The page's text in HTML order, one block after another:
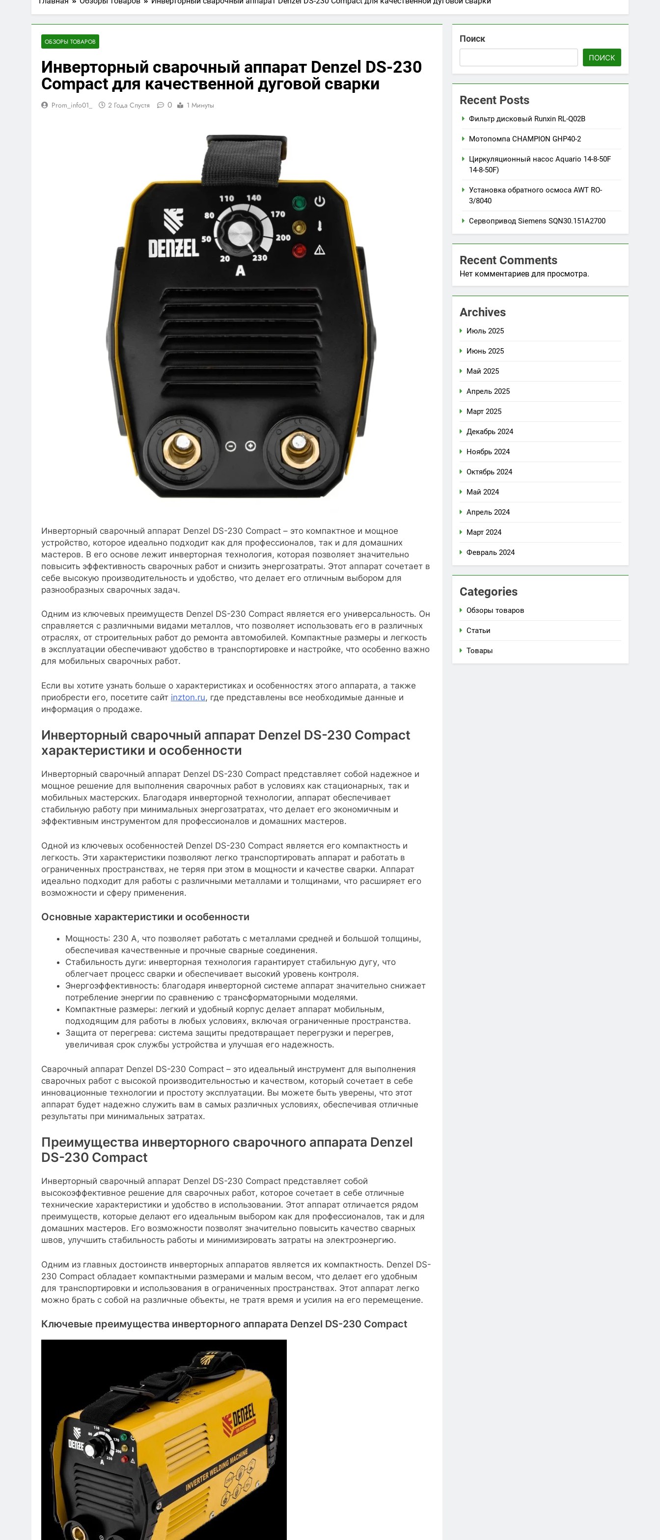
ОБЗОРЫ ТОВАРОВ
Инверторный сварочный аппарат Denzel DS-230
Compact для качественной дуговой сварки
Prom_info01_ 2 Года Спустя 0 1 Минуты
Инверторный сварочный аппарат Denzel DS-230 Compact – это компактное и мощное
устройство, которое идеально подходит как для профессионалов, так и для домашних
мастеров. В его основе лежит инверторная технология, которая позволяет значительно
повысить эффективность сварочных работ и снизить энергозатраты. Этот аппарат сочетает в
себе высокую производительность и удобство, что делает его отличным выбором для
разнообразных сварочных задач.
Одним из ключевых преимуществ Denzel DS-230 Compact является его универсальность. Он
справляется с различными видами металлов, что позволяет использовать его в различных
отраслях, от строительных работ до ремонта автомобилей. Компактные размеры и легкость
в эксплуатации обеспечивают удобство в транспортировке и настройке, что особенно важно
для мобильных сварочных работ.
Если вы хотите узнать больше о характеристиках и особенностях этого аппарата, а также
приобрести его, посетите сайт inzton.ru, где представлены все необходимые данные и
информация о продаже.
Инверторный сварочный аппарат Denzel DS-230 Compact
характеристики и особенности
Инверторный сварочный аппарат Denzel DS-230 Compact представляет собой надежное и
мощное решение для выполнения сварочных работ в условиях как стационарных, так и
мобильных мастерских. Благодаря инверторной технологии, аппарат обеспечивает
стабильную работу при минимальных энергозатратах, что делает его экономичным и
эффективным инструментом для профессионалов и домашних мастеров.
Одной из ключевых особенностей Denzel DS-230 Compact является его компактность и
легкость. Эти характеристики позволяют легко транспортировать аппарат и работать в
ограниченных пространствах, не теряя при этом в мощности и качестве сварки. Аппарат
идеально подходит для работы с различными металлами и толщинами, что расширяет его
возможности и сферу применения.
Основные характеристики и особенности
Мощность: 230 А, что позволяет работать с металлами средней и большой толщины,
обеспечивая качественные и прочные сварные соединения.
Стабильность дуги: инверторная технология гарантирует стабильную дугу, что
облегчает процесс сварки и обеспечивает высокий уровень контроля.
Энергоэффективность: благодаря инверторной системе аппарат значительно снижает
потребление энергии по сравнению с трансформаторными моделями.
Компактные размеры: легкий и удобный корпус делает аппарат мобильным,
подходящим для работы в любых условиях, включая ограниченные пространства.
Защита от перегрева: система защиты предотвращает перегрузки и перегрев,
увеличивая срок службы устройства и улучшая его надежность.
Сварочный аппарат Denzel DS-230 Compact – это идеальный инструмент для выполнения
сварочных работ с высокой производительностью и качеством, который сочетает в себе
инновационные технологии и простоту эксплуатации. Вы можете быть уверены, что этот
аппарат будет надежно служить вам в самых различных условиях, обеспечивая отличные
результаты при минимальных затратах.
Преимущества инверторного сварочного аппарата Denzel
DS-230 Compact
Инверторный сварочный аппарат Denzel DS-230 Compact представляет собой
высокоэффективное решение для сварочных работ, которое сочетает в себе отличные
технические характеристики и удобство в использовании. Этот аппарат отличается рядом
преимуществ, которые делают его идеальным выбором как для профессионалов, так и для
домашних мастеров. Его возможности позволят значительно повысить качество сварных
швов, улучшить стабильность работы и минимизировать затраты на электроэнергию.
Одним из главных достоинств инверторных аппаратов является их компактность. Denzel DS-
230 Compact обладает компактными размерами и малым весом, что делает его удобным
для транспортировки и использования в ограниченных пространствах. Этот аппарат легко
можно брать с собой на различные объекты, не тратя время и усилия на его перемещение.
Ключевые преимущества инверторного аппарата Denzel DS-230 Compact
Поиск
ПОИСК
Recent Posts
Фильтр дисковый Runxin RL-Q02B
Мотопомпа CHAMPION GHP40-2
Циркуляционный насос Aquario 14-8-50F
14-8-50F)
Установка обратного осмоса AWT RO-
3/8040
Сервопривод Siemens SQN30.151A2700
Recent Comments
Нет комментариев для просмотра.
Archives
Июль 2025
Июнь 2025
Май 2025
Апрель 2025
Март 2025
Декабрь 2024
Ноябрь 2024
Октябрь 2024
Май 2024
Апрель 2024
Март 2024
Февраль 2024
Categories
Обзоры товаров
Статьи
Товары